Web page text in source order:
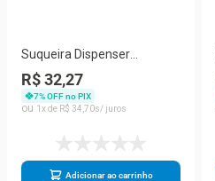
Suqueira Dispenser
Refresqueira com Torneira
Água Suco 3 Lts
R$ 32,27
7% OFF no PIX
1
R$ 34 70
Adicionar ao carrinho